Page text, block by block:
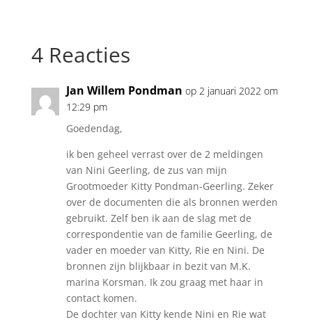
4 Reacties
Jan Willem Pondman op 2 januari 2022 om
12:29 pm
Goedendag,
ik ben geheel verrast over de 2 meldingen
van Nini Geerling, de zus van mijn
Grootmoeder Kitty Pondman-Geerling. Zeker
over de documenten die als bronnen werden
gebruikt. Zelf ben ik aan de slag met de
correspondentie van de familie Geerling, de
vader en moeder van Kitty, Rie en Nini. De
bronnen zijn blijkbaar in bezit van M.K.
marina Korsman. Ik zou graag met haar in
contact komen.
De dochter van Kitty kende Nini en Rie wat